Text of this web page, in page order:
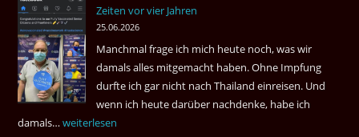
Zeiten vor vier Jahren
25.06.2026
Manchmal frage ich mich heute noch, was wir
damals alles mitgemacht haben. Ohne Impfung
durfte ich gar nicht nach Thailand einreisen. Und
wenn ich heute darüber nachdenke, habe ich
damals…Das
weiterlesen